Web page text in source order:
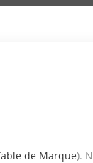
de Marque).